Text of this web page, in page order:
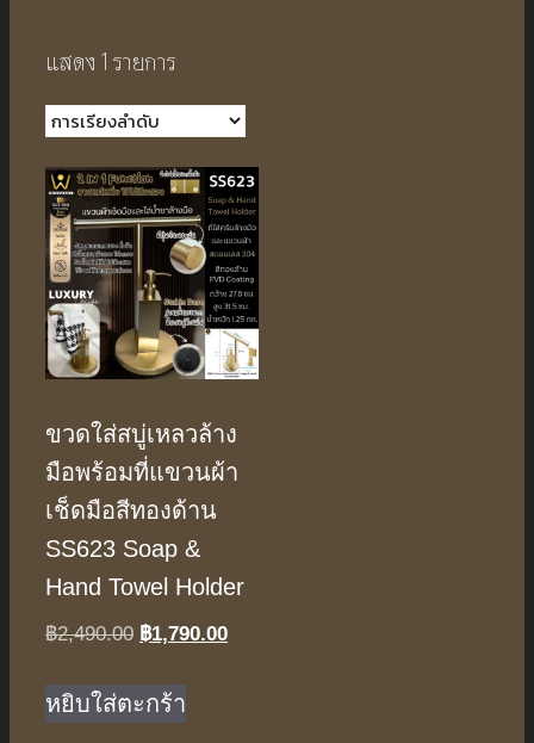
แสดง 1 รายการ
ขวดใส่สบู่เหลวล้าง
มือพร้อมที่แขวนผ้า
เช็ดมือสีทองด้าน
SS623 Soap &
Hand Towel Holder
฿2,490.00 Original
was:
฿2,490.00.
฿1,790.00Current
หยิบใส่ตะกร้า